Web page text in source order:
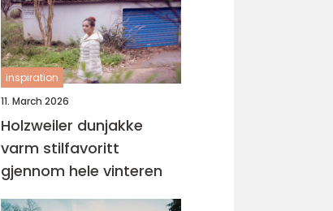
inspiration
11. March 2026
Holzweiler dunjakke
varm stilfavoritt
gjennom hele vinteren